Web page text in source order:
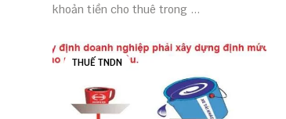
khoản tiền cho thuê trong ...
THUẾ TNDN